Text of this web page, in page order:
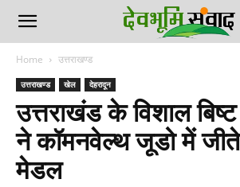
Home उत्तराखण्ड
उत्तराखण्ड खेल देहरादून
उत्तराखंड के विशाल
ने कॉमनवेल्थ जूडो में
मेडल